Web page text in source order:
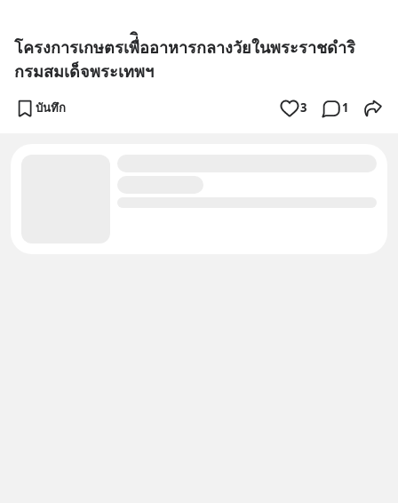
โครงการเกษตรเพื่ิออาหารกลางวัยในพระราชดำริ
กรมสมเด็จพระเทพฯ
บันทึก 3 1